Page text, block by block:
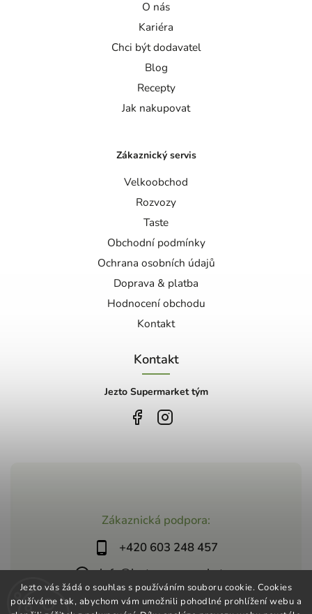
Jezto vás žádá o souhlas s používáním souboru cookie. Cookies
používáme tak, abychom vám umožnili pohodlné prohlížení webu a
Zákaznická podpora:
+420 603 248 457
info@jeztosupermarket.cz
O nás
Kariéra
Chci být dodavatel
Blog
Recepty
Jak nakupovat
Zákaznický servis
Velkoobchod
Rozvozy
Taste
Obchodní podmínky
Ochrana osobních údajů
Doprava & platba
Hodnocení obchodu
Kontakt
Kontakt
Jezto Supermarket tým